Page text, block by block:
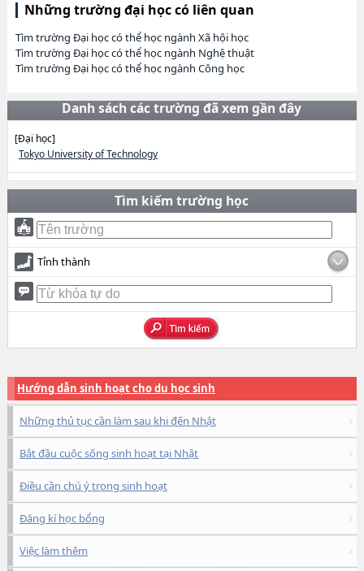
Những trường đại học có liên quan
Tìm trường Đại học có thể học ngành Xã hội học
Tìm trường Đại học có thể học ngành Nghệ thuật
Tìm trường Đại học có thể học ngành Công học
Danh sách các trường đã xem gần đây
[Đại học]
Tokyo University of Technology
Tìm kiếm trường học
Tỉnh thành
Hướng dẫn sinh hoạt cho du học sinh
Những thủ tục cần làm sau khi đến Nhật
Bắt đầu cuộc sống sinh hoạt tại Nhật
Điều cần chú ý trong sinh hoạt
Đăng kí học bổng
Việc làm thêm